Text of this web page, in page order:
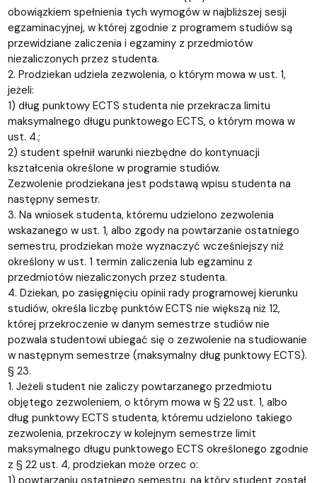
obowiązkiem spełnienia tych wymogów w najbliższej sesji
egzaminacyjnej, w której zgodnie z programem studiów są
przewidziane zaliczenia i egzaminy z przedmiotów
niezaliczonych przez studenta.
2. Prodziekan udziela zezwolenia, o którym mowa w ust. 1,
jeżeli:
1) dług punktowy ECTS studenta nie przekracza limitu
maksymalnego długu punktowego ECTS, o którym mowa w
ust. 4.;
2) student spełnił warunki niezbędne do kontynuacji
kształcenia określone w programie studiów.
Zezwolenie prodziekana jest podstawą wpisu studenta na
następny semestr.
3. Na wniosek studenta, któremu udzielono zezwolenia
wskazanego w ust. 1, albo zgody na powtarzanie ostatniego
semestru, prodziekan może wyznaczyć wcześniejszy niż
określony w ust. 1 termin zaliczenia lub egzaminu z
przedmiotów niezaliczonych przez studenta.
4. Dziekan, po zasięgnięciu opinii rady programowej kierunku
studiów, określa liczbę punktów ECTS nie większą niż 12,
której przekroczenie w danym semestrze studiów nie
pozwala studentowi ubiegać się o zezwolenie na studiowanie
w następnym semestrze (maksymalny dług punktowy ECTS).
§ 23.
1. Jeżeli student nie zaliczy powtarzanego przedmiotu
objętego zezwoleniem, o którym mowa w § 22 ust. 1, albo
dług punktowy ECTS studenta, któremu udzielono takiego
zezwolenia, przekroczy w kolejnym semestrze limit
maksymalnego długu punktowego ECTS określonego zgodnie
z § 22 ust. 4, prodziekan może orzec o:
1) powtarzaniu ostatniego semestru, na który student został